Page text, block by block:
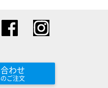
わせ
ご注文